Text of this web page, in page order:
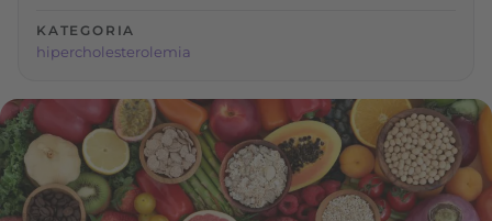
KATEGORIA
hipercholesterolemia